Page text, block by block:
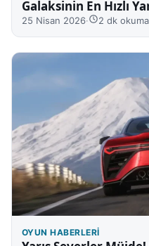
Galaksinin En Hızlı
25 Nisan 2026· 2 dk okuma
OYUN HABERLERI